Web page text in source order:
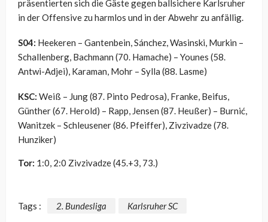
präsentierten sich die Gäste gegen ballsichere Karlsruher
in der Offensive zu harmlos und in der Abwehr zu anfällig.
S04: Heekeren – Gantenbein, Sánchez, Wasinski, Murkin –
Schallenberg, Bachmann (70. Hamache) – Younes (58.
Antwi-Adjei), Karaman, Mohr – Sylla (88. Lasme)
KSC: Weiß – Jung (87. Pinto Pedrosa), Franke, Beifus,
Günther (67. Herold) – Rapp, Jensen (87. Heußer) – Burnić,
Wanitzek – Schleusener (86. Pfeiffer), Zivzivadze (78.
Hunziker)
Tor: 1:0, 2:0 Zivzivadze (45.+3, 73.)
Tags : 2. Bundesliga Karlsruher SC